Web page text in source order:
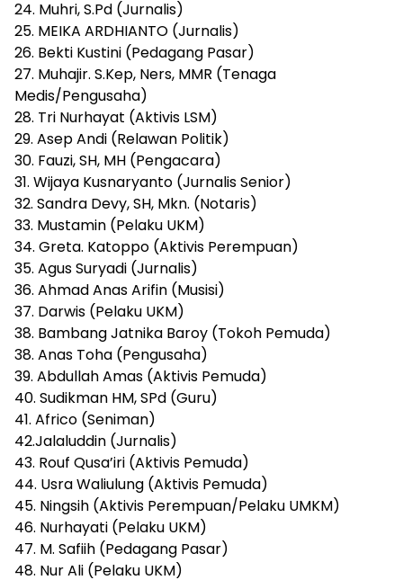
24. Muhri, S.Pd (Jurnalis)
25. MEIKA ARDHIANTO (Jurnalis)
26. Bekti Kustini (Pedagang Pasar)
27. Muhajir. S.Kep, Ners, MMR (Tenaga
Medis/Pengusaha)
28. Tri Nurhayat (Aktivis LSM)
29. Asep Andi (Relawan Politik)
30. Fauzi, SH, MH (Pengacara)
31. Wijaya Kusnaryanto (Jurnalis Senior)
32. Sandra Devy, SH, Mkn. (Notaris)
33. Mustamin (Pelaku UKM)
34. Greta. Katoppo (Aktivis Perempuan)
35. Agus Suryadi (Jurnalis)
36. Ahmad Anas Arifin (Musisi)
37. Darwis (Pelaku UKM)
38. Bambang Jatnika Baroy (Tokoh Pemuda)
38. Anas Toha (Pengusaha)
39. Abdullah Amas (Aktivis Pemuda)
40. Sudikman HM, SPd (Guru)
41. Africo (Seniman)
42.Jalaluddin (Jurnalis)
43. Rouf Qusa’iri (Aktivis Pemuda)
44. Usra Waliulung (Aktivis Pemuda)
45. Ningsih (Aktivis Perempuan/Pelaku UMKM)
46. Nurhayati (Pelaku UKM)
47. M. Safiih (Pedagang Pasar)
48. Nur Ali (Pelaku UKM)